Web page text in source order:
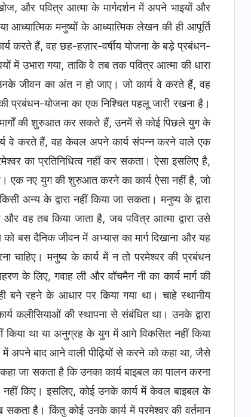
और पवित्र आत्मा के मार्गदर्शन में अपने भाइयों और
आध्यात्मिक मनुष्यों के आध्यात्मिक लेखन की ही आपूर्ति
करते हैं, वह छह-हज़ार-वर्षीय योजना के बड़े प्रबंधन-
में उभारा गया, ताकि वे तब तक पवित्र आत्मा की धारा
जीवन का अंत न हो जाए। जो कार्य वे करते हैं, वह
प्रबंधन-योजना का एक निश्चित पहलू जारी रखना है।
की शुरुआत कर सकते हैं, उनमें से कोई पिछले युग के
वे करते हैं, वह केवल अपने कार्य संपन्न करने वाले एक
का प्रतिनिधित्व नहीं कर सकता। ऐसा इसलिए है,
है। एक नए युग की शुरुआत करने का कार्य ऐसा नहीं है, जो
अन्य के द्वारा नहीं किया जा सकता। मनुष्य के द्वारा
वह तब किया जाता है, जब पवित्र आत्मा द्वारा उसे
को बस दैनिक जीवन में अभ्यास का मार्ग दिखाना और यह
चाहिए। मनुष्य के कार्य में न तो परमेश्वर की प्रबंधन
के लिए, गवाह ली और वॉचमैन नी का कार्य मार्ग की
बने रहने के आधार पर किया गया था। चाहे स्थानीय
कलीसियाओं की स्थापना से संबंधित था। उनके द्वारा
किया था या अनुग्रह के युग में आगे विकसित नहीं किया
में अपने बाद आने वाली पीढ़ियों से करने को कहा था, जैसे
जा सकता है कि उनका कार्य बाइबल का पालन करना
नहीं किए। इसलिए, कोई उनके कार्य में केवल बाइबल के
है। किंतु कोई उनके कार्य में परमेश्वर की वर्तमान